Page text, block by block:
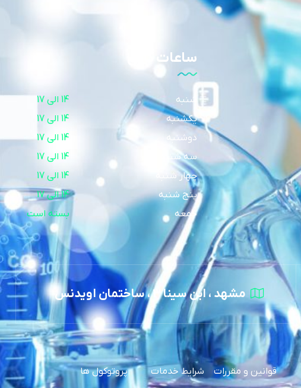
ساعات کاری
شنبه
14 الی 17
یکشنبه
14 الی 17
دوشنبه
14 الی 17
سه شنبه
14 الی 17
چهار شنبه
14 الی 17
پنج شنبه
14 الی 17
جمعه
بسته است
مشهد ، ابن سینا 3 ، ساختمان اویدنس
قوانین و مقررات شرایط خدمات پروتوکول ها